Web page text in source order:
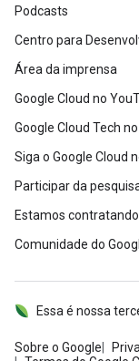
Podcasts
Centro para
Área da imprensa
Google Cloud no
Google Cloud Tech
Siga o Google Cloud
Participar da
Estamos
Comunidade do
Sobre o Google
Essa é nossa